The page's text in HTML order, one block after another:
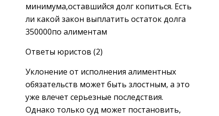
минимума,оставшийся долг копиться. Есть
ли какой закон выплатить остаток долга
350000по алиментам
Ответы юристов (2)
Уклонение от исполнения алиментных
обязательств может быть злостным, а это
уже влечет серьезные последствия.
Однако только суд может постановить,